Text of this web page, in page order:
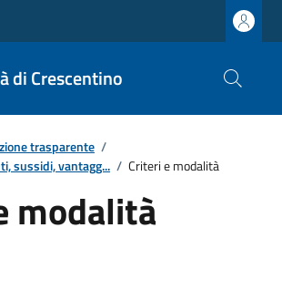
di Crescentino
trasparente /
sussidi, vantagg... / Criteri e modalità
modalità